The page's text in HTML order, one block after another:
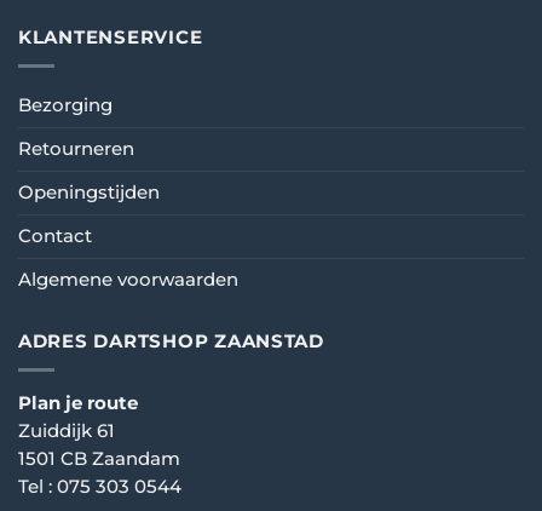
KLANTENSERVICE
Bezorging
Retourneren
Openingstijden
Contact
Algemene voorwaarden
ADRES DARTSHOP ZAANSTAD
Plan je route
Zuiddijk 61
1501 CB Zaandam
Tel : 075 303 0544